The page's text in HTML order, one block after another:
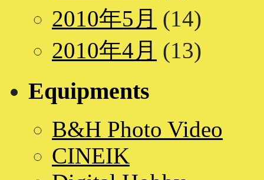
2010年5月 (14)
2010年4月 (13)
Equipments
B&H Photo Video
CINEIK